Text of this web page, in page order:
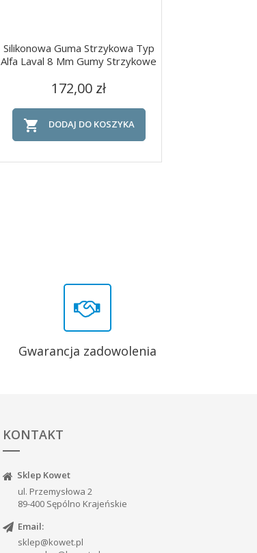
Szybki podgląd
Silikonowa Guma Strzykowa Typ
Alfa Laval 8 Mm Gumy Strzykowe
Cena
172,00 zł
 DODAJ DO KOSZYKA
Gwarancja zadowolenia
KONTAKT
Sklep Kowet
ul. Przemysłowa 2
89-400 Sępólno Krajeńskie
Email:
sklep@kowet.pl